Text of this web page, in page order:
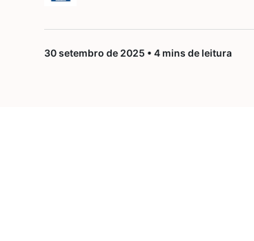
30 setembro de 2025 • 4 mins de leitura